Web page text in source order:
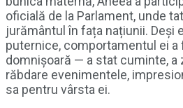
oficială de la Parlament, unde
jurământul în fața națiunii. Deși
puternice, comportamentul ei
domnișoară — a stat cuminte, a
răbdare evenimentele,
sa pentru vârsta ei.